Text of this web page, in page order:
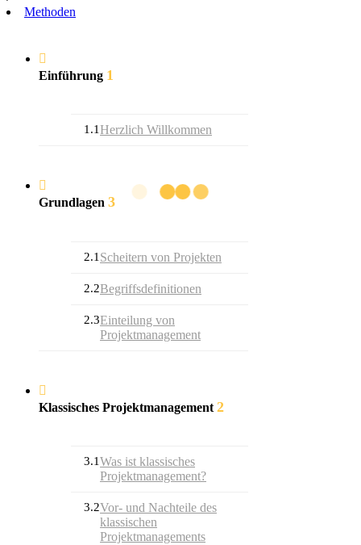
Methoden
Einführung 1
1.1Herzlich Willkommen
Grundlagen 3
2.1 Scheitern von Projekten
2.2Begriffsdefinitionen
2.3Einteilung von
Projektmanagement
Klassisches Projektmanagement 2
3.1Was ist klassisches
Projektmanagement?
3.2Vor- und Nachteile des
klassischen
Projektmanagements